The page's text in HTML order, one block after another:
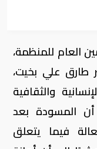
العام للمنظمة،
طارق علي بخيت،
والثقافية
أن المسودة بعد
فيما يتعلق